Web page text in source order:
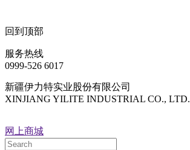
回到顶部
服务热线
0999-526 6017
新疆伊力特实业股份有限公司
XINJIANG YILITE INDUSTRIAL CO., LTD.
网上商城